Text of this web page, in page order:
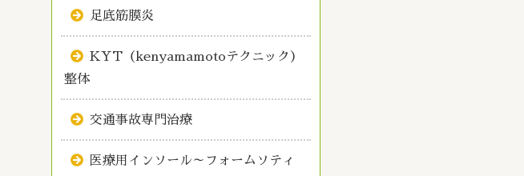
足底筋膜炎
KYT（kenyamamotoテクニック）
整体
交通事故専門治療
医療用インソール～フォームソティ